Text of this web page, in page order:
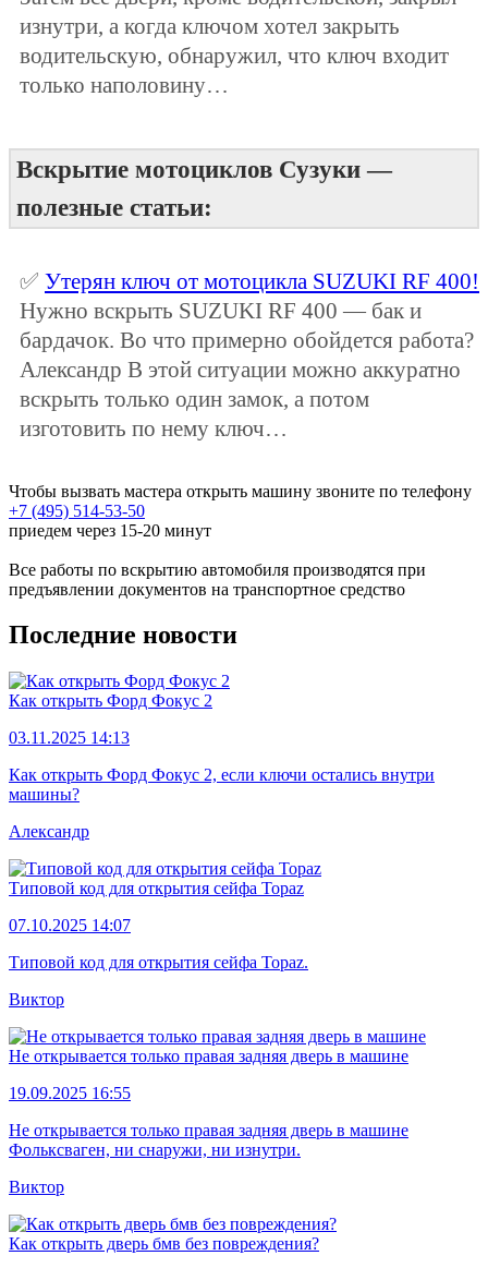
изнутри, а когда ключом хотел закрыть
водительскую, обнаружил, что ключ входит
только наполовину…
Вскрытие мотоциклов Сузуки —
полезные статьи:
✅ Утерян ключ от мотоцикла SUZUKI RF 400!
Нужно вскрыть SUZUKI RF 400 — бак и
бардачок. Во что примерно обойдется работа?
Александр В этой ситуации можно аккуратно
вскрыть только один замок, а потом
изготовить по нему ключ…
Чтобы вызвать мастера открыть машину звоните по телефону
+7 (495) 514-53-50
приедем через 15-20 минут
Все работы по вскрытию автомобиля производятся при
предъявлении документов на транспортное средство
Последние новости
Как открыть Форд Фокус 2
03.11.2025 14:13
Как открыть Форд Фокус 2, если ключи остались внутри
машины?
Александр
Типовой код для открытия сейфа Topaz
07.10.2025 14:07
Типовой код для открытия сейфа Topaz.
Виктор
Не открывается только правая задняя дверь в машине
19.09.2025 16:55
Не открывается только правая задняя дверь в машине
Фольксваген, ни снаружи, ни изнутри.
Виктор
Как открыть дверь бмв без повреждения?